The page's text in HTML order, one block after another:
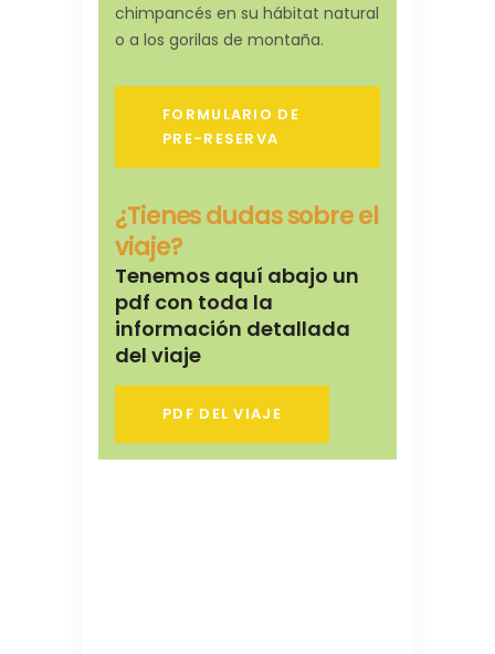
chimpancés en su hábitat natural
o a los gorilas de montaña.
FORMULARIO DE
PRE-RESERVA
¿Tienes dudas sobre el
viaje?
Tenemos aquí abajo un
pdf con toda la
información detallada
del viaje
PDF DEL VIAJE